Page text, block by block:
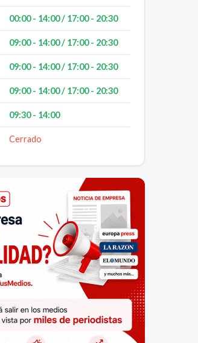
00:00 - 14:00 / 17:00 - 20:30
09:00 - 14:00 / 17:00 - 20:30
09:00 - 14:00 / 17:00 - 20:30
09:00 - 14:00 / 17:00 - 20:30
09:30 - 14:00
Cerrado